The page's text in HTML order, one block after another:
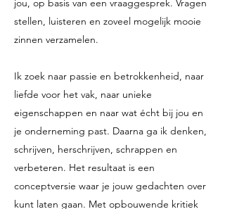
jou, op basis van een vraaggesprek. Vragen
stellen, luisteren en zoveel mogelijk mooie
zinnen verzamelen.
Ik zoek naar passie en betrokkenheid, naar
liefde voor het vak, naar unieke
eigenschappen en naar wat écht bij jou en
je onderneming past. Daarna ga ik denken,
schrijven, herschrijven, schrappen en
verbeteren. Het resultaat is een
conceptversie waar je jouw gedachten over
kunt laten gaan. Met opbouwende kritiek